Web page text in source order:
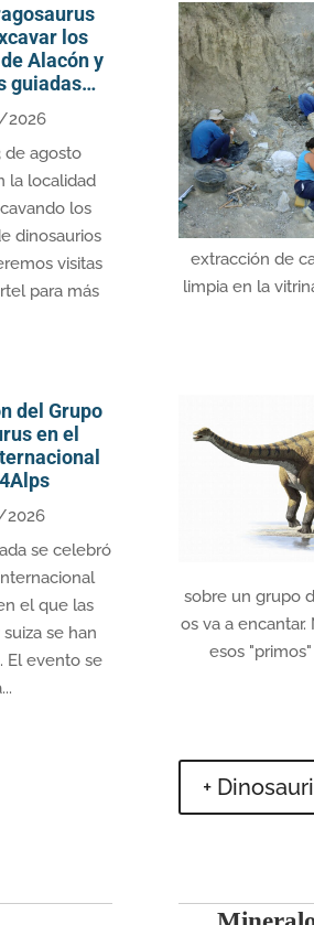
los
Alacón y
guiadas…
de agosto
la localidad
los
dinosaurios
visitas
para más
del Grupo
en el
se celebró
el que las
se han
El evento se
extracción de
limpia en la
sobre un grupo
os va a
esos
+